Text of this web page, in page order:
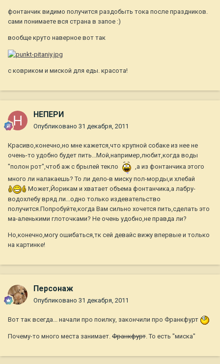
фонтанчик видимо получится раздобыть тока после праздников.
сами понимаете вся страна в запое :)
вообще круто наверное вот так
с ковриком и миской для еды. красота!
НЕПЕРИ
Опубликовано 31 декабря, 2011
Красиво,конечно,но мне кажется,что крупной собаке из нее не
очень-то удобно будет пить...Мой,например,любит,когда воды
"полон рот",чтоб аж с брылей текло
,а из фонтанчика этого
много ли налакаешь? То ли дело-в миску пол-морды,и хлебай
Может,Йорикам и хватает объема фонтанчика,а лабру-
водохлебу вряд ли...одно только издевательство
получится.Попробуйте,когда Вам сильно хочется пить,сделать это
ма-аленькими глоточками? Не очень удобно,не правда ли?
Но,конечно,могу ошибаться,тк сей девайс вижу впервые и только
на картинке!
Персонаж
Опубликовано 31 декабря, 2011
Вот так всегда... начали про поилку, закончили про Франкфурт
Почему-то много места занимает. Франкфурт . То есть "миска"